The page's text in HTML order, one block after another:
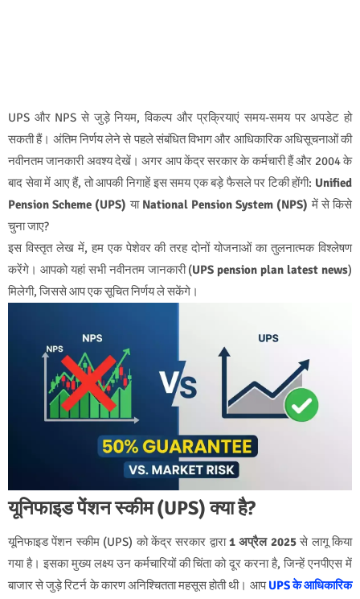
UPS और NPS से जुड़े नियम, विकल्प और प्रक्रियाएं समय-समय पर अपडेट हो
सकती हैं। अंतिम निर्णय लेने से पहले संबंधित विभाग और आधिकारिक अधिसूचनाओं की
नवीनतम जानकारी अवश्य देखें। अगर आप केंद्र सरकार के कर्मचारी हैं और 2004 के
बाद सेवा में आए हैं, तो आपकी निगाहें इस समय एक बड़े फैसले पर टिकी होंगी: Unified
Pension Scheme (UPS) या National Pension System (NPS) में से किसे
चुना जाए?
इस विस्तृत लेख में, हम एक पेशेवर की तरह दोनों योजनाओं का तुलनात्मक विश्लेषण
करेंगे। आपको यहां सभी नवीनतम जानकारी (UPS pension plan latest news)
मिलेगी, जिससे आप एक सूचित निर्णय ले सकेंगे।
यूनिफाइड पेंशन स्कीम (UPS) क्या है?
यूनिफाइड पेंशन स्कीम (UPS) को केंद्र सरकार द्वारा1 अप्रैल 2025से लागू किया
गया है। इसका मुख्य लक्ष्य उन कर्मचारियों की चिंता को दूर करना है, जिन्हें एनपीएस में
बाजार से जुड़े रिटर्न के कारण अनिश्चितता महसूस होती थी। आप UPS के आधिकारिक